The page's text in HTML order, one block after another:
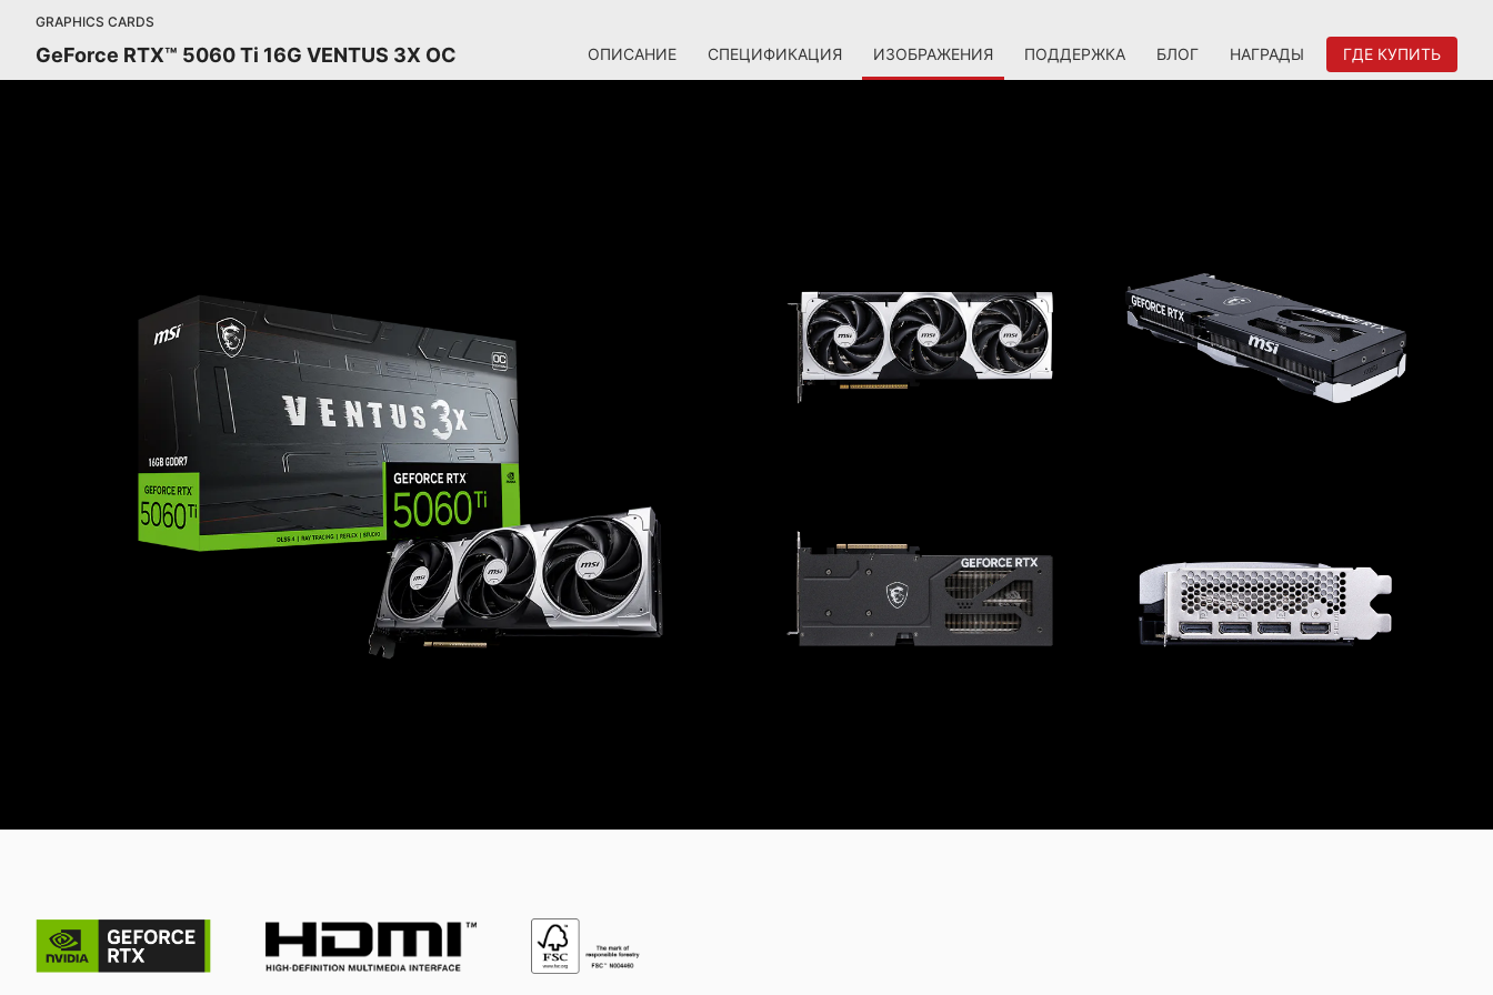
GRAPHICS CARDS
GeForce RTX™ 5060 Ti 16G VENTUS 3X OC ОПИСАНИЕ СПЕЦИФИКАЦИЯ ИЗОБРАЖЕНИЯ ПОДДЕРЖКА БЛОГ НАГРАДЫ ГДЕ КУПИТЬ